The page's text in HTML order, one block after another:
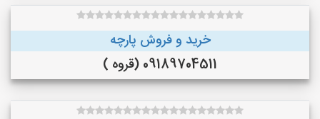
خرید و فروش پارچه
09189704511 (قروه )